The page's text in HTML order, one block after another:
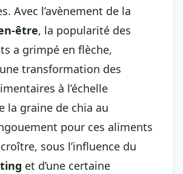
Avec l’avènement de la
être, la popularité des
a grimpé en flèche,
transformation des
à l’échelle
la graine de chia au
pour ces aliments
croître, sous l’influence du
et d’une certaine